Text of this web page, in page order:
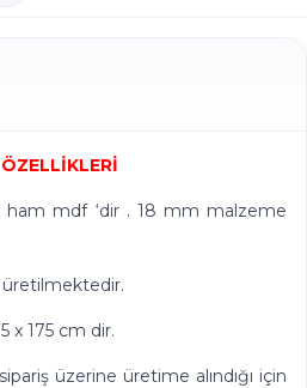
‘dir . 18 mm malzeme
cm dir.
üretime alındığı için